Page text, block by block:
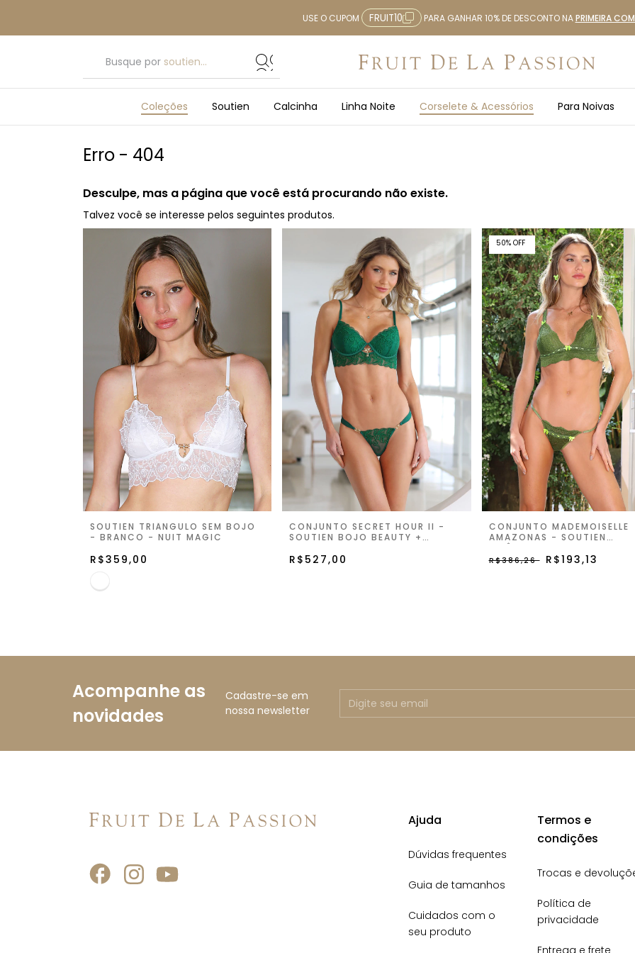
USE O CUPOM FRUIT10 PARA GANHAR 10% DE DESCONTO NAPRIMEIRA
Busque por soutien...
Coleções Soutien Calcinha Linha Noite Corselete & Acessórios Para Noivas
Erro - 404
Desculpe, mas a página que você está procurando não existe.
Talvez você se interesse pelos seguintes produtos.
SOUTIEN TRIÂNGULO SEM BOJO
- BRANCO - NUIT MAGIC
R$359,00
CONJUNTO SECRET HOUR II -
SOUTIEN BOJO BEAUTY +
MAJESTY GREEN
R$527,00
50% OFF
50% OFF
CONJUNTO MADEMOISELLE
AMAZONAS - SOUTIEN
R$386,26 R$193,13
Acompanhe as
novidades
Cadastre-se em
nossa newsletter
Ajuda
Dúvidas frequentes
Guia de tamanhos
Cuidados com o
seu produto
Termos e
condições
Trocas e
Política de
privacidade